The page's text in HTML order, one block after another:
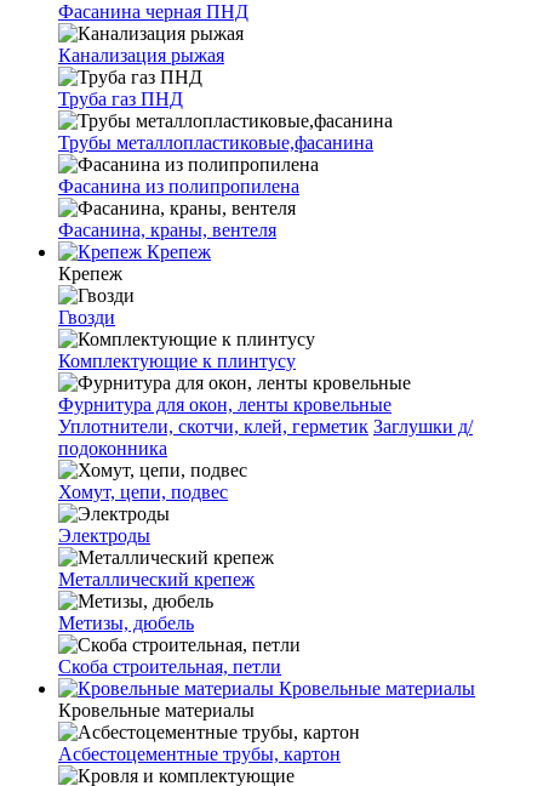
Фасанина черная ПНД
Канализация рыжая
Труба газ ПНД
Трубы металлопластиковые,фасанина
Фасанина из полипропилена
Фасанина, краны, вентеля
Крепеж
Крепеж
Гвозди
Комплектующие к плинтусу
Фурнитура для окон, ленты кровельные
Уплотнители, скотчи, клей, герметик Заглушки д/
подоконника
Хомут, цепи, подвес
Электроды
Металлический крепеж
Метизы, дюбель
Скоба строительная, петли
Кровельные материалы
Кровельные материалы
Асбестоцементные трубы, картон